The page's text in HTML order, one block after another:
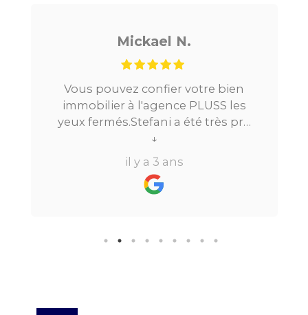
Mickael N.
Vous pouvez confier votre bien
immobilier à l'agence PLUSS les
yeux fermés.Stefani a été très pro
tout au long du processus.Très
réactive, elle a su répondre à
toutes mes questions en moins de
24h par email ou par
supplémentaire est très bien
↓
il y a 3 ans